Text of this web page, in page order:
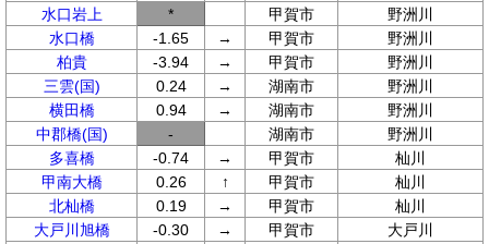
水口岩上
* 甲賀市
野洲川
水口橋
-1.65 → 甲賀市
野洲川
柏貴
-3.94 → 甲賀市
野洲川
三雲(国)
0.24 → 湖南市
野洲川
横田橋
0.94 → 湖南市
野洲川
中郡橋(国)
- 湖南市
野洲川
多喜橋
-0.74 → 甲賀市
杣川
甲南大橋
0.26 ↑ 甲賀市
杣川
北杣橋
0.19 → 甲賀市
杣川
大戸川旭橋
-0.30 → 甲賀市
大戸川